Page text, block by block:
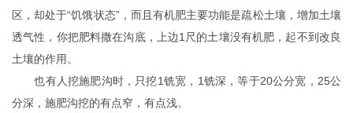
区，却处于“饥饿状态”，而且有机肥主要功能是疏松土壤，增加土壤
透气性，你把肥料撒在沟底，上边1尺的土壤没有机肥，起不到改良
土壤的作用。
也有人挖施肥沟时，只挖1铣宽，1铣深，等于20公分宽，25公
分深，施肥沟挖的有点窄，有点浅。